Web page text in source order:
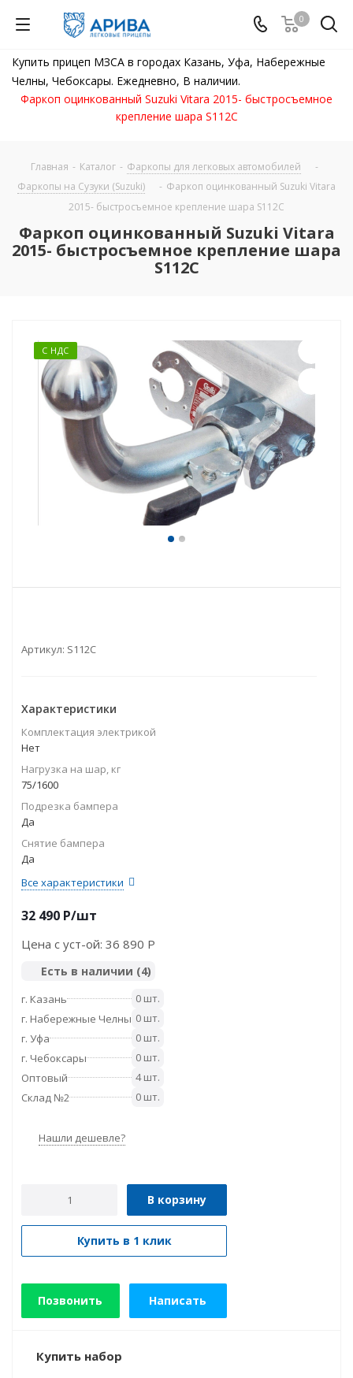
0
Купить прицеп МЗСА в городах Казань, Уфа, Набережные
Челны, Чебоксары. Ежедневно, В наличии.
Фаркоп оцинкованный Suzuki Vitara 2015- быстросъемное
крепление шара S112C
Главная - Каталог - Фаркопы для легковых автомобилей
-
Фаркопы на Сузуки (Suzuki)
- Фаркоп оцинкованный Suzuki Vitara
2015- быстросъемное крепление шара S112C
Фаркоп оцинкованный Suzuki Vitara
2015- быстросъемное крепление шара
S112C
С НДС
Артикул: S112C
Характеристики
Комплектация электрикой
Нет
Нагрузка на шар, кг
75/1600
Подрезка бампера
Да
Снятие бампера
Да
Все характеристики
32 490 P/шт
Цена с уст-ой: 36 890 P
Есть в наличии (4)
г. Казань
0 шт.
г. Набережные Челны 0 шт.
г. Уфа
0 шт.
г. Чебоксары
0 шт.
Оптовый
4 шт.
Склад №2
0 шт.
Нашли дешевле?
В корзину
Купить в 1 клик
Позвонить Написать
Купить набор